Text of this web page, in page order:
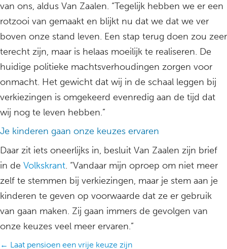
van ons, aldus Van Zaalen. “Tegelijk hebben we er een
rotzooi van gemaakt en blijkt nu dat we dat we ver
boven onze stand leven. Een stap terug doen zou zeer
terecht zijn, maar is helaas moeilijk te realiseren. De
huidige politieke machtsverhoudingen zorgen voor
onmacht. Het gewicht dat wij in de schaal leggen bij
verkiezingen is omgekeerd evenredig aan de tijd dat
wij nog te leven hebben.”
Je kinderen gaan onze keuzes ervaren
Daar zit iets oneerlijks in, besluit Van Zaalen zijn brief
in de Volkskrant. “Vandaar mijn oproep om niet meer
zelf te stemmen bij verkiezingen, maar je stem aan je
kinderen te geven op voorwaarde dat ze er gebruik
van gaan maken. Zij gaan immers de gevolgen van
onze keuzes veel meer ervaren.”
← Laat pensioen een vrije keuze zijn